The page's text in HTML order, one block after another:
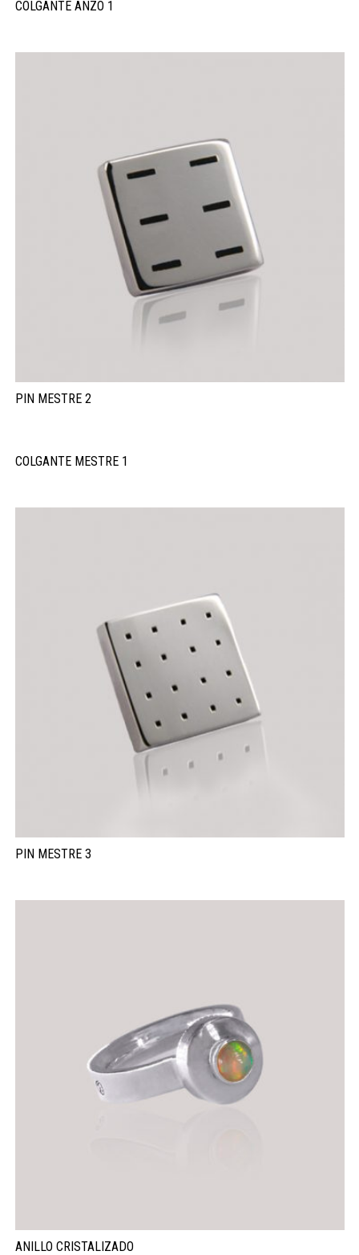
COLGANTE ANZO 1
PIN MESTRE 2
COLGANTE MESTRE 1
PIN MESTRE 3
ANILLO CRISTALIZADO